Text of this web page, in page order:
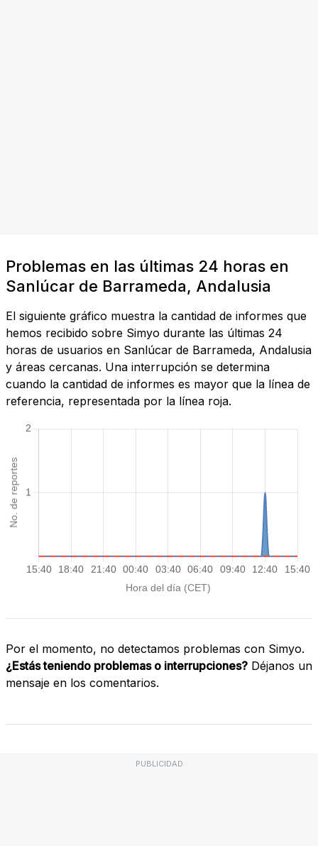
Problemas en las últimas 24 horas en
Sanlúcar de Barrameda, Andalusia
El siguiente gráfico muestra la cantidad de informes que
hemos recibido sobre Simyo durante las últimas 24
horas de usuarios en Sanlúcar de Barrameda, Andalusia
y áreas cercanas. Una interrupción se determina
cuando la cantidad de informes es mayor que la línea de
referencia, representada por la línea roja.
Por el momento, no detectamos problemas con Simyo.
¿Estás teniendo problemas o interrupciones? Déjanos un
mensaje en los comentarios.
PUBLICIDAD